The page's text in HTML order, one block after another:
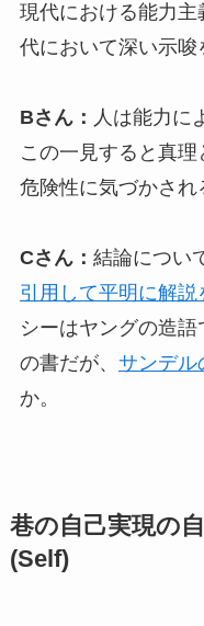
現代における能力
代において深い示唆
Bさん： 人は能力に
この一見すると真
危険性に気づかされ
Cさん： 結論につい
引用して平明に解説
シーはヤングの造
の書だが、 サンデル
か。
巷の自己実現の
(Self)